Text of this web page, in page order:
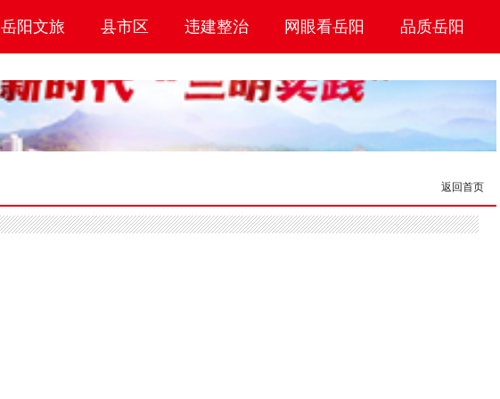
岳阳文旅 县市区 违建整治 网眼看岳阳 品质岳阳
返回首页